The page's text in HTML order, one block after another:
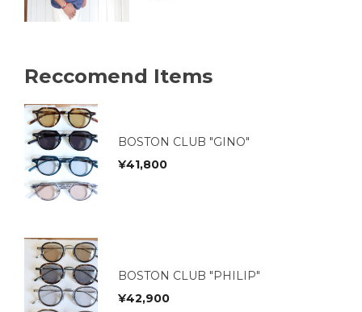
Reccomend Items
BOSTON CLUB "GINO"
¥41,800
BOSTON CLUB "PHILIP"
¥42,900